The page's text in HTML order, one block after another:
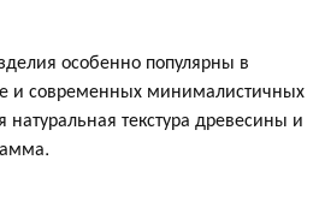
особенно популярны в
и современных минималистичных
натуральная текстура древесины и